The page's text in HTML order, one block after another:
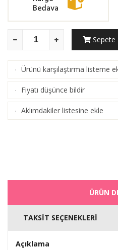
Sepete
· Ürünü karşılaştırma listeme
· Fiyatı düşünce bildir
· Aklımdakiler listesine ekle
ÜRÜN
TAKSİT SEÇENEKLERİ
Açıklama